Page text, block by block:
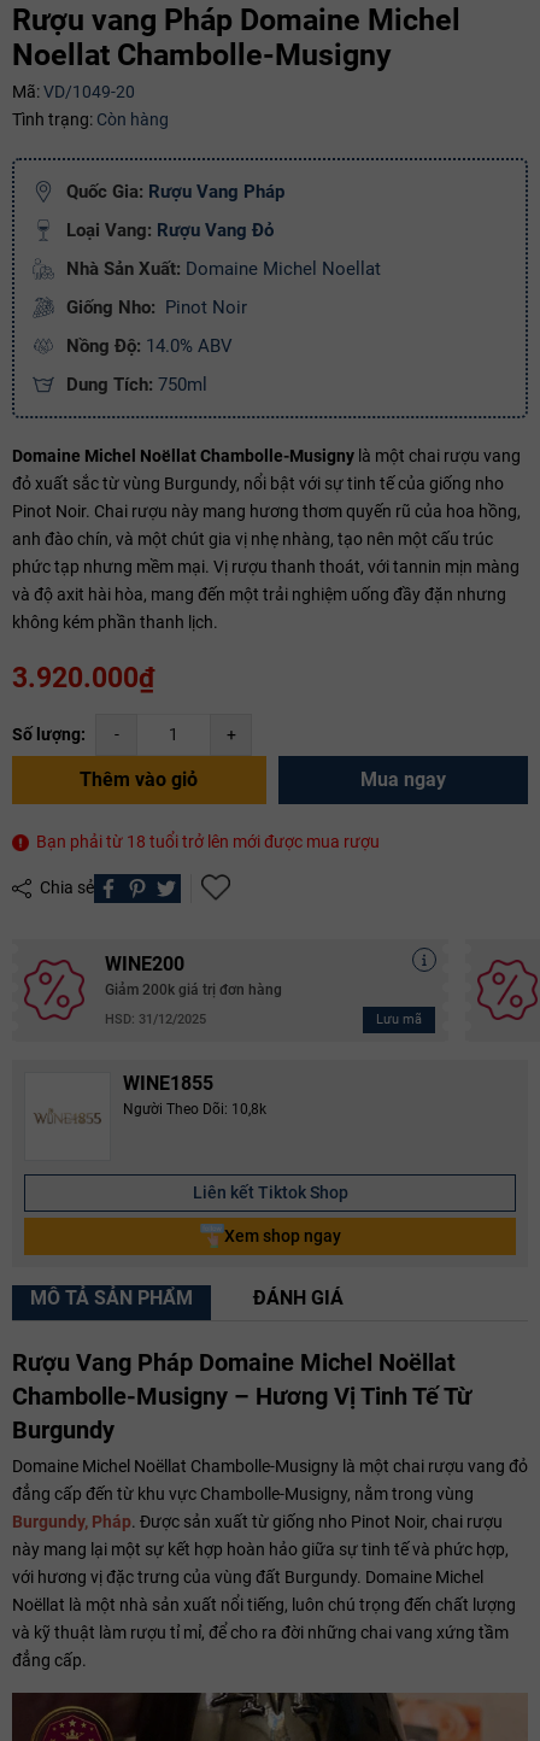
Rượu vang Pháp Domaine Michel
Noellat Chambolle-Musigny
Mã:VD/1049-20
Tình trạng: Còn hàng
Quốc Gia: Rượu Vang Pháp
Loại Vang: Rượu Vang Đỏ
Nhà Sản Xuất: Domaine Michel Noellat
Giống Nho: Pinot Noir
Nồng Độ: 14.0% ABV
Dung Tích: 750ml
Domaine Michel Noëllat Chambolle-Musigny là một chai rượu vang
đỏ xuất sắc từ vùng Burgundy, nổi bật với sự tinh tế của giống nho
Pinot Noir. Chai rượu này mang hương thơm quyến rũ của hoa hồng,
anh đào chín, và một chút gia vị nhẹ nhàng, tạo nên một cấu trúc
phức tạp nhưng mềm mại. Vị rượu thanh thoát, với tannin mịn màng
và độ axit hài hòa, mang đến một trải nghiệm uống đầy đặn nhưng
không kém phần thanh lịch.
3.920.000₫
Số lượng: - +
Thêm vào giỏ Mua ngay
Bạn phải từ 18 tuổi trở lên mới được mua rượu
Chia sẻ
WINE200
Giảm 200k giá trị đơn hàng
HSD: 31/12/2025 Lưu mã
Mã giảm giá:
Điều kiện:
WINE1855
Người Theo Dõi: 10,8k
Liên kết Tiktok Shop
Xem shop ngay
MÔ TẢ SẢN PHẨM ĐÁNH GIÁ
Rượu Vang Pháp Domaine Michel Noëllat
Chambolle-Musigny – Hương Vị Tinh Tế Từ
Burgundy
Domaine Michel Noëllat Chambolle-Musigny là một chai rượu vang đỏ
đẳng cấp đến từ khu vực Chambolle-Musigny, nằm trong vùng
Burgundy, Pháp. Được sản xuất từ giống nho Pinot Noir, chai rượu
này mang lại một sự kết hợp hoàn hảo giữa sự tinh tế và phức hợp,
với hương vị đặc trưng của vùng đất Burgundy. Domaine Michel
Noëllat là một nhà sản xuất nổi tiếng, luôn chú trọng đến chất lượng
và kỹ thuật làm rượu tỉ mỉ, để cho ra đời những chai vang xứng tầm
đẳng cấp.